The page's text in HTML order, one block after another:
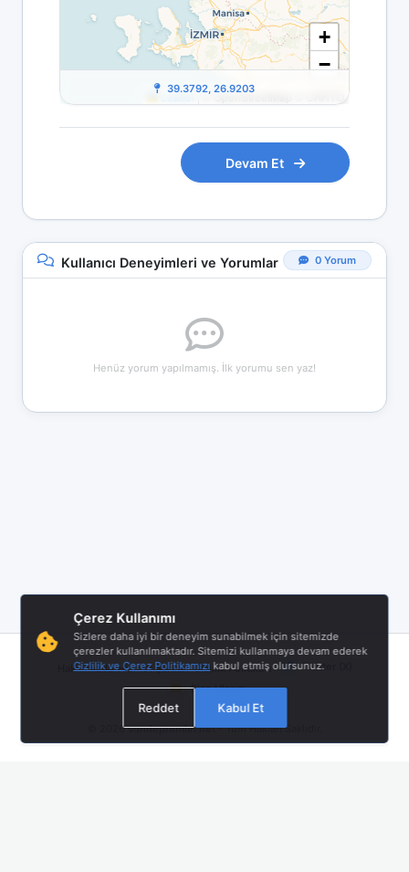
+
−
Leaflet |© OpenStreetMap © CARTO
39.3792, 26.9203
Devam Et
Kullanıcı Deneyimleri ve Yorumlar 0 Yorum
Henüz yorum yapılmamış. İlk yorumu sen yaz!
Hakkımızda|Hizmet Şartları|Gizlilik Politikası |
Twitter (X)
Bize Ulaşın
© 2026sondepremler.net- Tüm Hakları Saklıdır.
Çerez Kullanımı
Sizlere daha iyi bir deneyim sunabilmek için sitemizde
çerezler kullanılmaktadır. Sitemizi kullanmaya devam ederek
Gizlilik ve Çerez Politikamızı kabul etmiş olursunuz.
Reddet Kabul Et